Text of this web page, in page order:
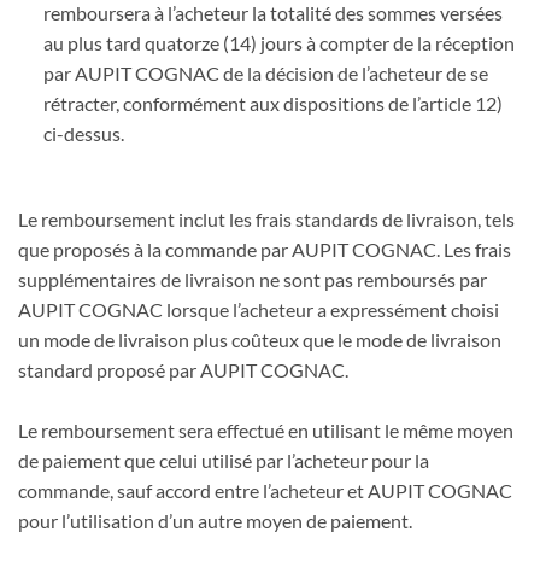
remboursera à l’acheteur la totalité des sommes versées
au plus tard quatorze (14) jours à compter de la réception
par AUPIT COGNAC de la décision de l’acheteur de se
rétracter, conformément aux dispositions de l’article 12)
ci-dessus.
Le remboursement inclut les frais standards de livraison, tels
que proposés à la commande par AUPIT COGNAC. Les frais
supplémentaires de livraison ne sont pas remboursés par
AUPIT COGNAC lorsque l’acheteur a expressément choisi
un mode de livraison plus coûteux que le mode de livraison
standard proposé par AUPIT COGNAC.
Le remboursement sera effectué en utilisant le même moyen
de paiement que celui utilisé par l’acheteur pour la
commande, sauf accord entre l’acheteur et AUPIT COGNAC
pour l’utilisation d’un autre moyen de paiement.